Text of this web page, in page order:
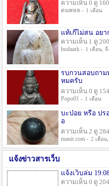
ความเห็น 0 ดู 160
คนพหล - 1 เดือน
แท้เก๊ไม่สน อย
ความเห็น 1 ดู 200
hudaark - 1 เดือน,
รบกวนสอบถาม
หมครับ
ความเห็น 0 ดู 154
Popo01 - 1 เดือน
บะป่อย หรือ ปร
อ
ความเห็น 2 ดู 284
manit.com - 2 เดือน
แจ้งข่าวสารเว็บ
แจ้งเว็บล่ม
ความเห็น 0 ดู 204